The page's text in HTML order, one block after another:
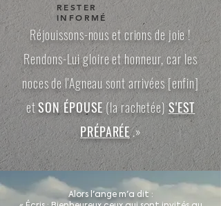
RESTER
INFORMÉ
Réjouissons-nous et crions de joie !
Rendons-Lui gloire et honneur, car les
noces de l'Agneau sont arrivées [enfin]
etSON ÉPOUSE(la rachetée) S'EST
PRÉPARÉE.»
Alors l'ange m'a dit :